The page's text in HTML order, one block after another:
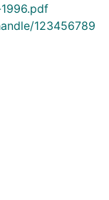
123456789